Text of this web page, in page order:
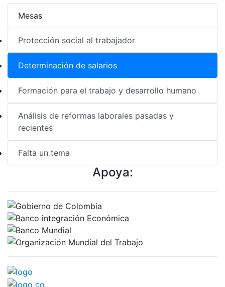
Mesas
Protección social al trabajador
Determinación de salarios
Formación para el trabajo y desarrollo humano
Análisis de reformas laborales pasadas y
recientes
Falta un tema
Apoya: